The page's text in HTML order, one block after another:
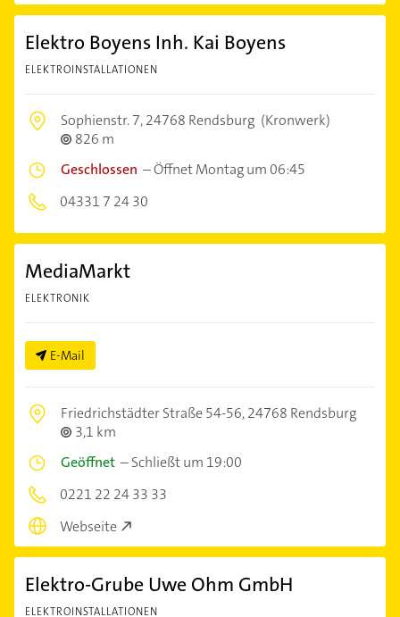
Elektro Boyens Inh. Kai Boyens
ELEKTROINSTALLATIONEN
Sophienstr. 7,24768 Rendsburg (Kronwerk)
826 m
Geschlossen –Öffnet Montag um 06:45
04331 7 24 30
MediaMarkt
ELEKTRONIK
E-Mail
Friedrichstädter Straße 54-56,24768 Rendsburg
3,1 km
Geöffnet –Schließt um 19:00
0221 22 24 33 33
Webseite
Elektro-Grube Uwe Ohm GmbH
ELEKTROINSTALLATIONEN